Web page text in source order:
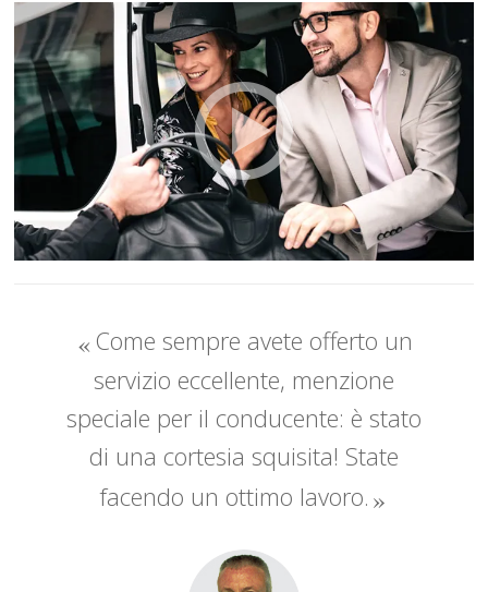
Come sempre avete offerto un
servizio eccellente, menzione
speciale per il conducente: è stato
di una cortesia squisita! State
facendo un ottimo lavoro.